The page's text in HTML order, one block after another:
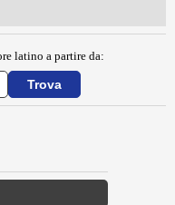
latino a partire da: